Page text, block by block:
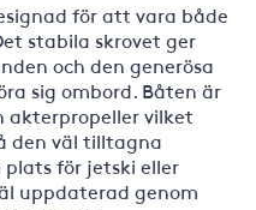
för att vara både
stabila skrovet ger
och den generösa
sig ombord. Båten är
akterpropeller vilket
den väl tilltagna
för jetski eller
uppdaterad genom